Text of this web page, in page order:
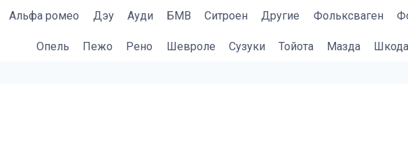
Альфа ромео Дэу Ауди БМВ Cитроен Другие Фольксваген
Опель Пежо Рено Шевроле Сузуки Тойота Мазда Шкода